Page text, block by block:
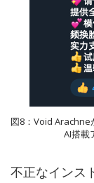
図8：Void Arachne
AI搭載
不正なインス